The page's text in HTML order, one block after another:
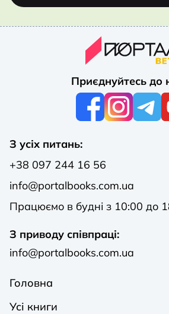
Приєднуйтесь до
З усіх питань:
+38 097 244 16 56
info@portalbooks.com.ua
Працюємо в будні з 10:00 до
З приводу співпраці:
info@portalbooks.com.ua
Головна
Усі книги